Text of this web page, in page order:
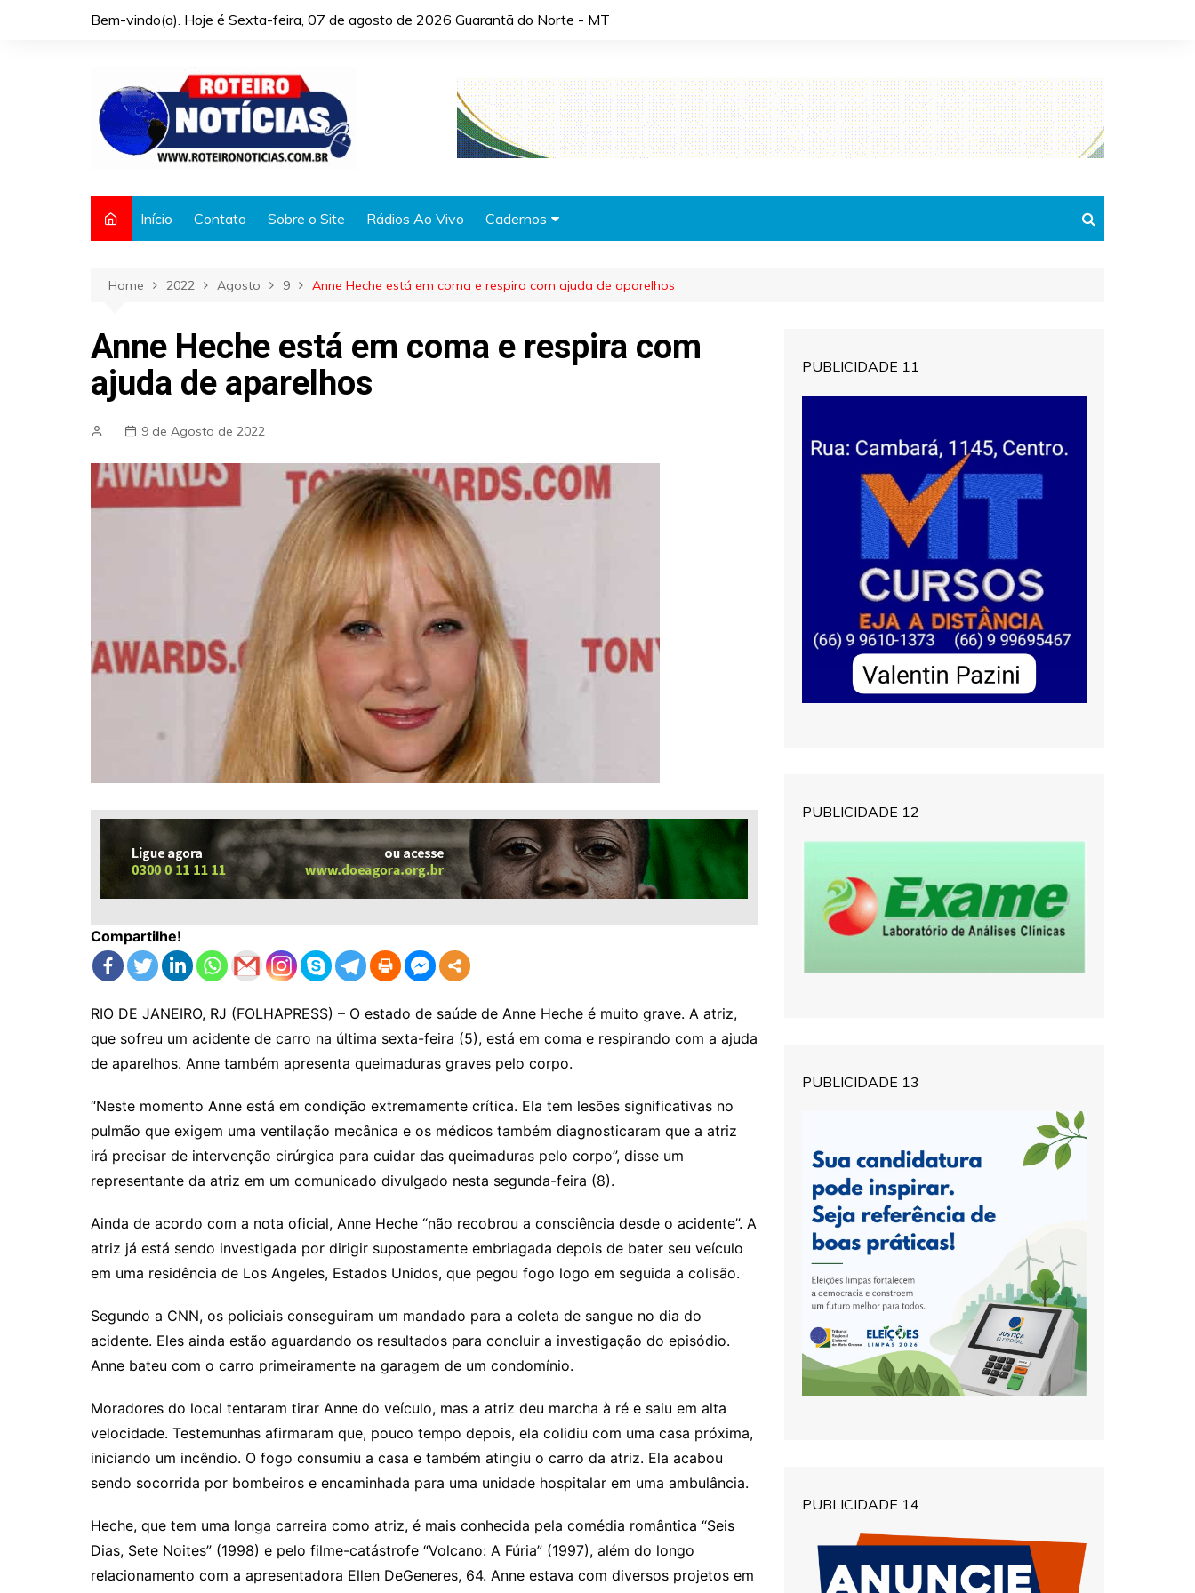
Bem-vindo(a). Hoje é Sexta-feira, 07 de agosto de 2026 Guarantã do Norte - MT
Início Contato Sobre o Site Rádios Ao Vivo Cadernos
Automóveis
Cidades
Fama e TV
Justiça
Política
Saúde
Home 2022 Agosto 9 Anne Heche está em coma e respira com ajuda de aparelhos
Anne Heche está em coma e respira com
ajuda de aparelhos
9 de Agosto de 2022
Compartilhe!
RIO DE JANEIRO, RJ (FOLHAPRESS) – O estado de saúde de Anne Heche é muito grave. A atriz,
que sofreu um acidente de carro na última sexta-feira (5), está em coma e respirando com a ajuda
de aparelhos. Anne também apresenta queimaduras graves pelo corpo.
“Neste momento Anne está em condição extremamente crítica. Ela tem lesões significativas no
pulmão que exigem uma ventilação mecânica e os médicos também diagnosticaram que a atriz
irá precisar de intervenção cirúrgica para cuidar das queimaduras pelo corpo”, disse um
representante da atriz em um comunicado divulgado nesta segunda-feira (8).
Ainda de acordo com a nota oficial, Anne Heche “não recobrou a consciência desde o acidente”. A
atriz já está sendo investigada por dirigir supostamente embriagada depois de bater seu veículo
em uma residência de Los Angeles, Estados Unidos, que pegou fogo logo em seguida a colisão.
Segundo a CNN, os policiais conseguiram um mandado para a coleta de sangue no dia do
acidente. Eles ainda estão aguardando os resultados para concluir a investigação do episódio.
Anne bateu com o carro primeiramente na garagem de um condomínio.
Moradores do local tentaram tirar Anne do veículo, mas a atriz deu marcha à ré e saiu em alta
velocidade. Testemunhas afirmaram que, pouco tempo depois, ela colidiu com uma casa próxima,
iniciando um incêndio. O fogo consumiu a casa e também atingiu o carro da atriz. Ela acabou
sendo socorrida por bombeiros e encaminhada para uma unidade hospitalar em uma ambulância.
Heche, que tem uma longa carreira como atriz, é mais conhecida pela comédia romântica “Seis
Dias, Sete Noites” (1998) e pelo filme-catástrofe “Volcano: A Fúria” (1997), além do longo
relacionamento com a apresentadora Ellen DeGeneres, 64. Anne estava com diversos projetos em
PUBLICIDADE 11
PUBLICIDADE 12
PUBLICIDADE 13
PUBLICIDADE 14